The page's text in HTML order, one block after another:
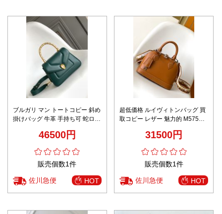
ブルガリ マン トートコピー 斜め
掛けバッグ 牛革 手持ち可 蛇ロゴ
46500円
販売個数1件
佐川急便 HOT
超低価格 ルイヴィトンバッグ 買
取コピー レザー 魅力的 M57540
31500円
販売個数1件
佐川急便 HOT